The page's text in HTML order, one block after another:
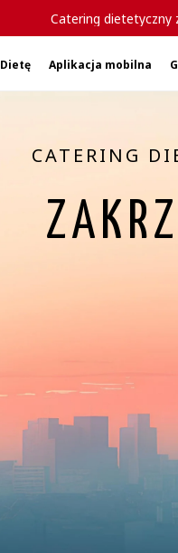
Catering dietetyczny
Aplikacja mobilna
CATERING